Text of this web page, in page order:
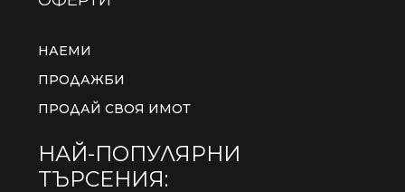
НАЕМИ
ПРОДАЖБИ
ПРОДАЙ СВОЯ ИМОТ
НАЙ-ПОПУЛЯРНИ
ТЪРСЕНИЯ: